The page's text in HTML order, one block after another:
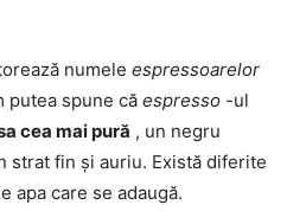
numele espressoarelor
putea spune că espresso -ul
cea mai pură , un negru
strat fin și auriu. Există diferite
apa care se adaugă.